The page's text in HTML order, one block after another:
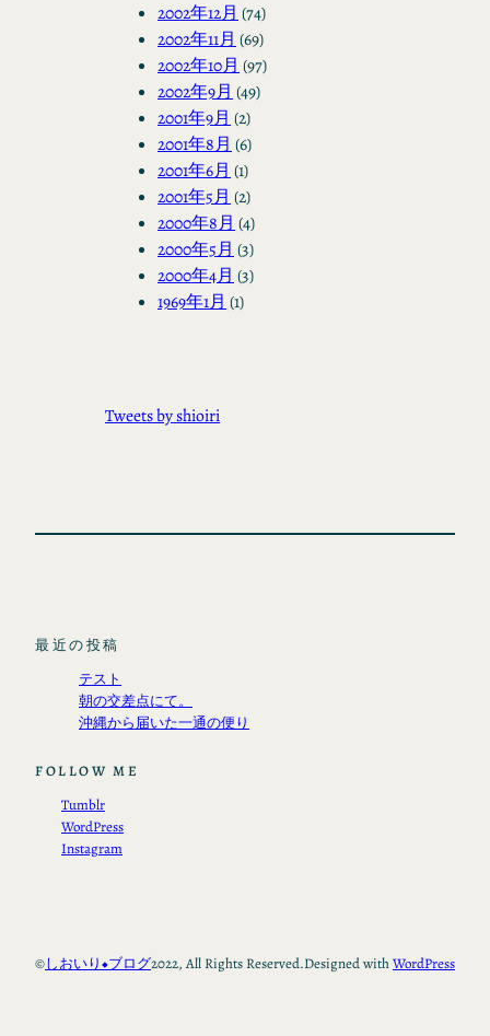
2002年12月 (74)
2002年11月 (69)
2002年10月 (97)
2002年9月 (49)
2001年9月 (2)
2001年8月 (6)
2001年6月 (1)
2001年5月 (2)
2000年8月 (4)
2000年5月 (3)
2000年4月 (3)
1969年1月 (1)
Tweets by shioiri
最近の投稿
テスト
朝の交差点にて。
沖縄から届いた一通の便り
FOLLOW ME
Tumblr
WordPress
Instagram
©しおいり◆ブログ2022, All Rights Reserved.Designed withWordPress